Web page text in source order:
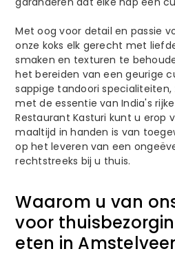
Met oog voor detail en passie
onze koks elk gerecht met
smaken en texturen te
het bereiden van een geurige
sappige tandoori specialiteiten,
met de essentie van India's
Restaurant Kasturi kunt u erop
maaltijd in handen is van
op het leveren van een
rechtstreeks bij u thuis.
Waarom u van
voor
eten in